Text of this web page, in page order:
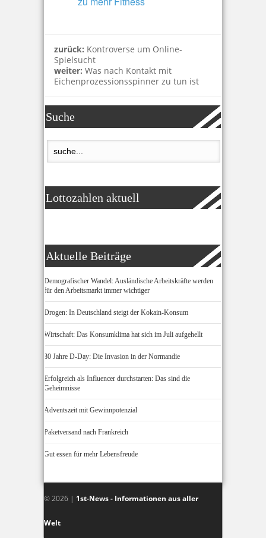
zurück: Kontroverse um Online-
Spielsucht
weiter: Was nach Kontakt mit
Eichenprozessionsspinner zu tun ist
Suche
Lottozahlen aktuell
Aktuelle Beiträge
Demografischer Wandel: Ausländische Arbeitskräfte werden
für den Arbeitsmarkt immer wichtiger
Drogen: In Deutschland steigt der Kokain-Konsum
Wirtschaft: Das Konsumklima hat sich im Juli aufgehellt
80 Jahre D-Day: Die Invasion in der Normandie
Erfolgreich als Influencer durchstarten: Das sind die
Geheimnisse
Adventszeit mit Gewinnpotenzial
Paketversand nach Frankreich
Gut essen für mehr Lebensfreude
© 2026 | 1st-News - Informationen aus aller
Welt